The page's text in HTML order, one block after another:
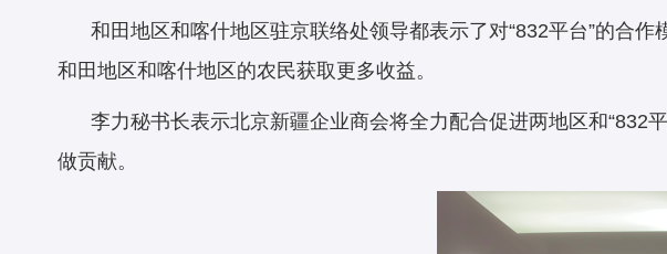
和田地区和喀什地区驻京联络处领导都表示了对“832平台”的合
和田地区和喀什地区的农民获取更多收益。
李力秘书长表示北京新疆企业商会将全力配合促进两地区和“832
做贡献。